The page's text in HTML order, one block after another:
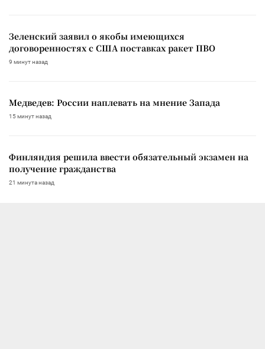
Зеленский заявил о якобы имеющихся
договоренностях с США поставках ракет ПВО
9 минут назад
Медведев: России наплевать на мнение Запада
15 минут назад
Финляндия решила ввести обязательный экзамен на
получение гражданства
21 минута назад